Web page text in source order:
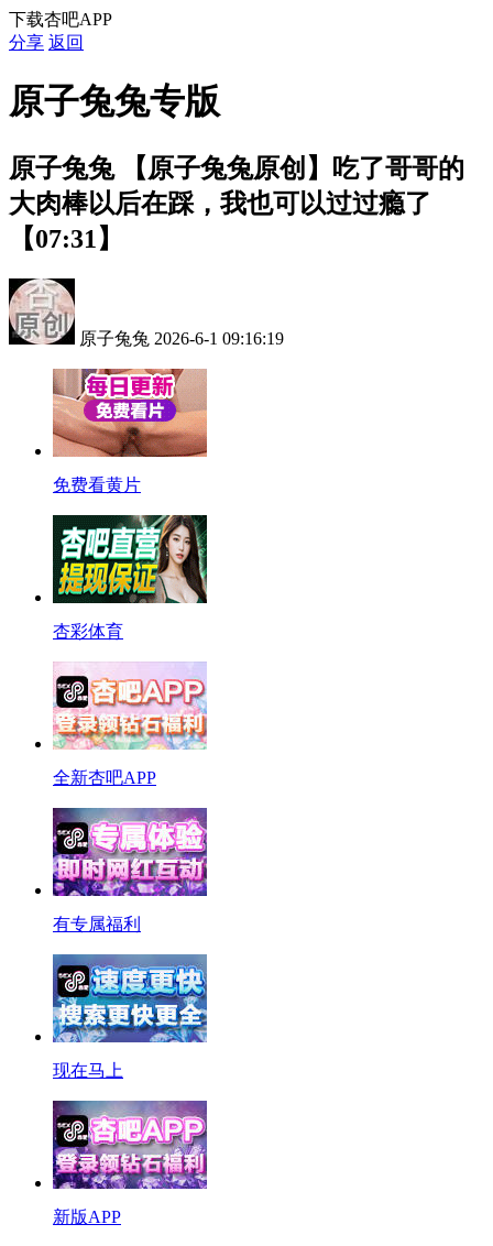
下载杏吧APP
分享 返回
原子兔兔专版
原子兔兔
【原子兔兔原创】吃了哥哥的
大肉棒以后在踩，我也可以过过瘾了
【07:31】
原子兔兔 2026-6-1 09:16:19
免费看黄片
杏彩体育
全新杏吧APP
有专属福利
现在马上
新版APP